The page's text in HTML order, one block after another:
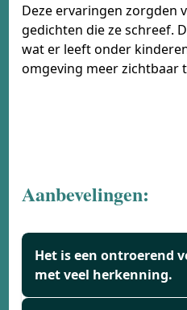
Deze ervaringen zorgden
gedichten die ze schreef.
wat er leeft onder
omgeving meer zichtbaar
Aanbevelingen:
Het is een ontroerend
met veel herkenning.